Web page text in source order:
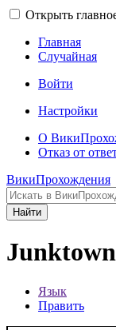
Открыть
Главная
Случайная
Войти
Настройки
О
Отказ от
ВикиПрохождения
Найти
Junktown
Язык
Править